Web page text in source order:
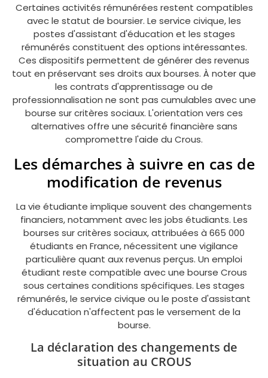
Certaines activités rémunérées restent compatibles
avec le statut de boursier. Le service civique, les
postes d'assistant d'éducation et les stages
rémunérés constituent des options intéressantes.
Ces dispositifs permettent de générer des revenus
tout en préservant ses droits aux bourses. À noter que
les contrats d'apprentissage ou de
professionnalisation ne sont pas cumulables avec une
bourse sur critères sociaux. L'orientation vers ces
alternatives offre une sécurité financière sans
compromettre l'aide du Crous.
Les démarches à suivre en cas de
modification de revenus
La vie étudiante implique souvent des changements
financiers, notamment avec les jobs étudiants. Les
bourses sur critères sociaux, attribuées à 665 000
étudiants en France, nécessitent une vigilance
particulière quant aux revenus perçus. Un emploi
étudiant reste compatible avec une bourse Crous
sous certaines conditions spécifiques. Les stages
rémunérés, le service civique ou le poste d'assistant
d'éducation n'affectent pas le versement de la
bourse.
La déclaration des changements de
situation au CROUS